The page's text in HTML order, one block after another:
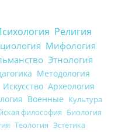
Религия
Мифология
Этнология
Методология
Искусство Археология
Военные Культура
философия Биология
Теология Эстетика